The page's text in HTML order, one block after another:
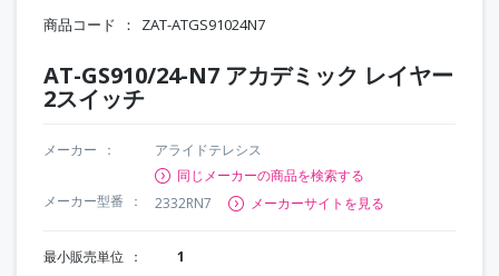
商品コード ZAT-ATGS91024N7
AT-GS910/24-N7 アカデミック レイヤー
2スイッチ
メーカー
アライドテレシス
同じメーカーの商品を検索する
メーカー型番
2332RN7 メーカーサイトを見る
最小販売単位 1